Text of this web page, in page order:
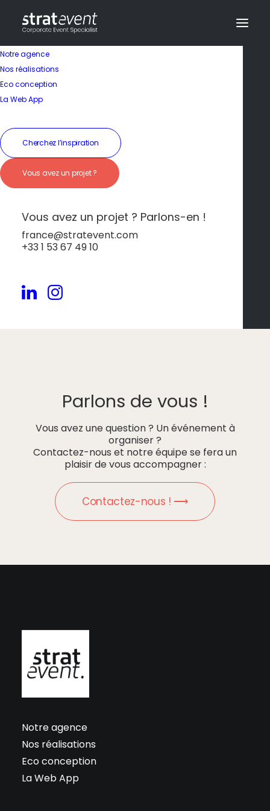
Notre agence
Nos réalisations
Eco conception
La Web App
Cherchez l’inspiration
Vous avez un projet ?
Vous avez un projet ? Parlons-en !
france@stratevent.com
+33 1 53 67 49 10
Un site classé parmi
les merveilles du
monde
In Mont Saint-Michel
entourée par les marées.
Parlons de vous !
Vous avez une question ? Un événement à
organiser ?
Contactez-nous et notre équipe se fera un
plaisir de vous accompagner :
Contactez-nous ! ⟶
Notre agence
Nos réalisations
Eco conception
La Web App